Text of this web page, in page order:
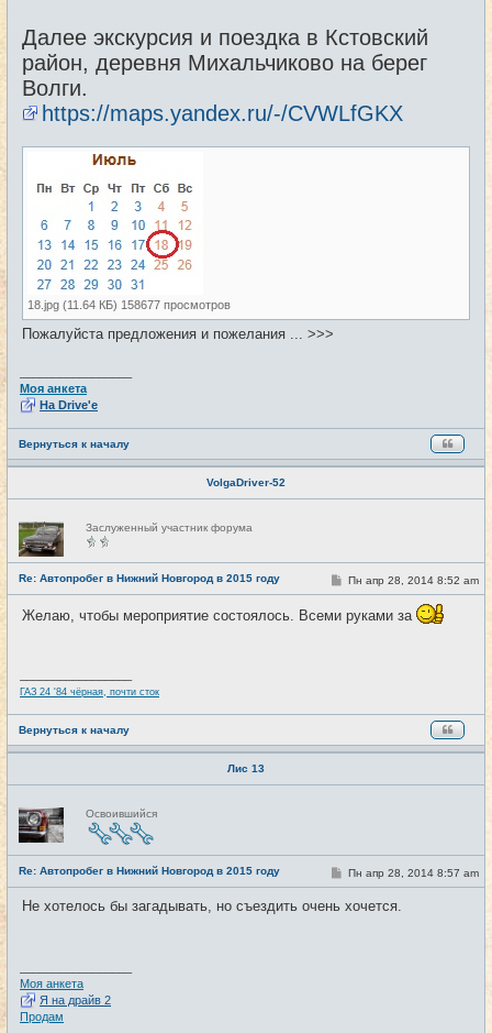
Далее экскурсия и поездка в Кстовский
район, деревня Михальчиково на берег
Волги.
https://maps.yandex.ru/-/CVWLfGKX
18.jpg (11.64 КБ) 158677 просмотров
Пожалуйста предложения и пожелания ... >>>
Моя анкета
На Drive'e
Вернуться к началу
VolgaDriver-52
Н
е
в
с
е
т
и
Заслуженный участник форума
Re: Автопробег в Нижний Новгород в 2015 году #2
С
о
б
Пн апр 28, 2014 8:52 am
Желаю, чтобы мероприятие состоялось. Всеми руками за
ГАЗ 24 '84 чёрная, почти сток
Вернуться к началу
Лис 13
Н
е
в
с
е
т
и
Освоившийся
Re: Автопробег в Нижний Новгород в 2015 году #3
С
о
б
Пн апр 28, 2014 8:57 am
Не хотелось бы загадывать, но съездить очень хочется.
Моя анкета
Я на драйв 2
Продам